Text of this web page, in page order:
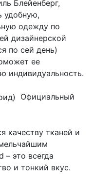
Блейенберг,
удобную,
одежду по
дизайнерской
по сей день)
ее
индивидуальность.
Официальный
качеству тканей и
– это всегда
и тонкий вкус.